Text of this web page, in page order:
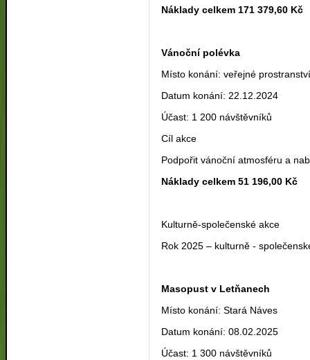
Náklady celkem 171 379,60 Kč
Vánoční polévka
Místo konání: veřejné
Datum konání: 22.12.2024
Účast: 1 200 návštěvníků
Cíl akce
Podpořit vánoční atmosféru a
Náklady celkem 51 196,00 Kč
Kulturně-společenské akce
Rok 2025 – kulturně -
Masopust v Letňanech
Místo konání: Stará Náves
Datum konání: 08.02.2025
Účast: 1 300 návštěvníků